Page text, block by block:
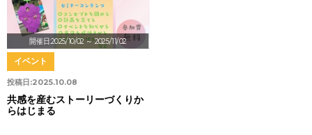
開催日:2025/10/02～ 2025/11/02
投稿日:2025.10.08
イベント
共感を産むストーリーづくりか
らはじまる